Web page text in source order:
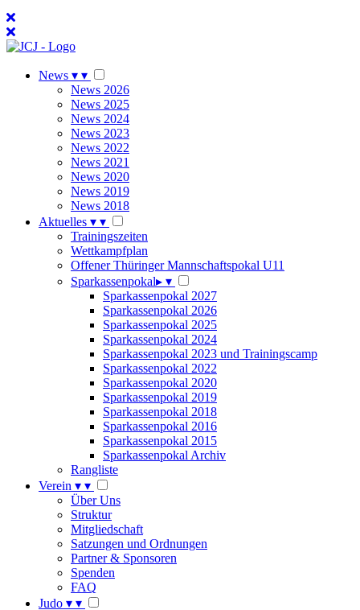
News ▾ ▾
News 2026
News 2025
News 2024
News 2023
News 2022
News 2021
News 2020
News 2019
News 2018
Aktuelles ▾ ▾
Trainingszeiten
Wettkampfplan
Offener Thüringer Mannschaftspokal U11
Sparkassenpokal▸ ▾
Sparkassenpokal 2027
Sparkassenpokal 2026
Sparkassenpokal 2025
Sparkassenpokal 2024
Sparkassenpokal 2023 und Trainingscamp
Sparkassenpokal 2022
Sparkassenpokal 2020
Sparkassenpokal 2019
Sparkassenpokal 2018
Sparkassenpokal 2016
Sparkassenpokal 2015
Sparkassenpokal Archiv
Rangliste
Verein ▾ ▾
Über Uns
Struktur
Mitgliedschaft
Satzungen und Ordnungen
Partner & Sponsoren
Spenden
FAQ
Judo ▾ ▾